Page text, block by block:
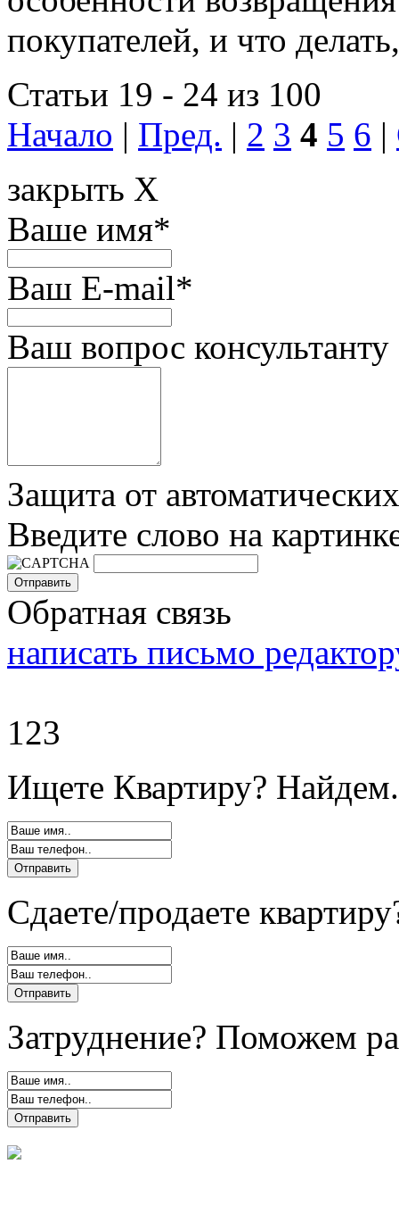
покупателей, и что
Статьи 19 - 24 из 100
Начало | Пред. | 2 3 4 5 6 |
закрыть X
Ваше имя*
Ваш E-mail*
Ваш вопрос консультанту
Защита от
Введите слово на
Обратная связь
написать письмо
123
Ищете Квартиру?
Сдаете/продаете
Затруднение? Поможем